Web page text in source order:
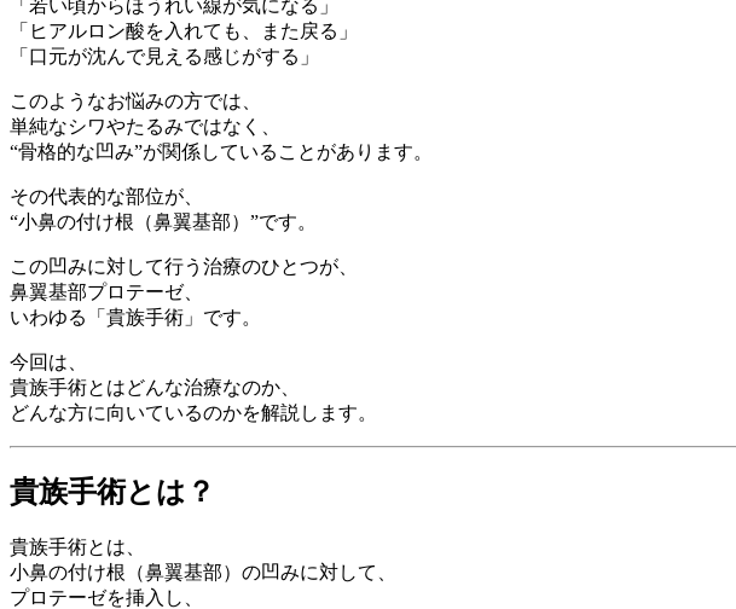
「若い頃からほうれい線が気になる」
「ヒアルロン酸を入れても、また戻る」
「口元が沈んで見える感じがする」
このようなお悩みの方では、
単純なシワやたるみではなく、
“骨格的な凹み”が関係していることがあります。
その代表的な部位が、
“小鼻の付け根（鼻翼基部）”です。
この凹みに対して行う治療のひとつが、
鼻翼基部プロテーゼ、
いわゆる「貴族手術」です。
今回は、
貴族手術とはどんな治療なのか、
どんな方に向いているのかを解説します。
貴族手術とは？
貴族手術とは、
小鼻の付け根（鼻翼基部）の凹みに対して、
プロテーゼを挿入し、